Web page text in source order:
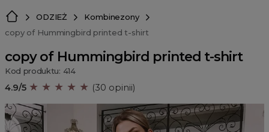
ODZIEŻ
Kombinezony
copy of Hummingbird printed t-shirt
copy of Hummingbird printed t-shirt
Kod produktu: 414
4.9/5 ★ ★ ★ ★ ★ (30 opinii)